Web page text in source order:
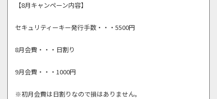
【8月キャンペーン内容】
セキュリティーキー発行手数・・・5500円
8月会費・・・日割り
9月会費・・・1000円
※初月会費は日割りなので損はありません。